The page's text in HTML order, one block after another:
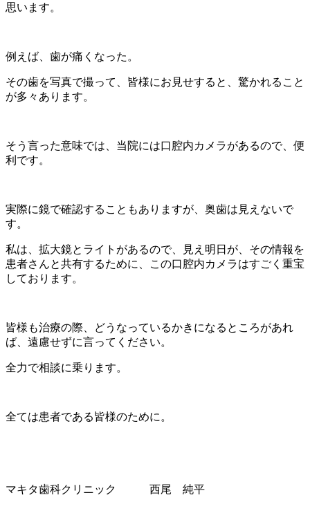
思います。
例えば、歯が痛くなった。
その歯を写真で撮って、皆様にお見せすると、驚かれること
が多々あります。
そう言った意味では、当院には口腔内カメラがあるので、便
利です。
実際に鏡で確認することもありますが、奥歯は見えないで
す。
私は、拡大鏡とライトがあるので、見え明日が、その情報を
患者さんと共有するために、この口腔内カメラはすごく重宝
しております。
皆様も治療の際、どうなっているかきになるところがあれ
ば、遠慮せずに言ってください。
全力で相談に乗ります。
全ては患者である皆様のために。
マキタ歯科クリニック 西尾 純平